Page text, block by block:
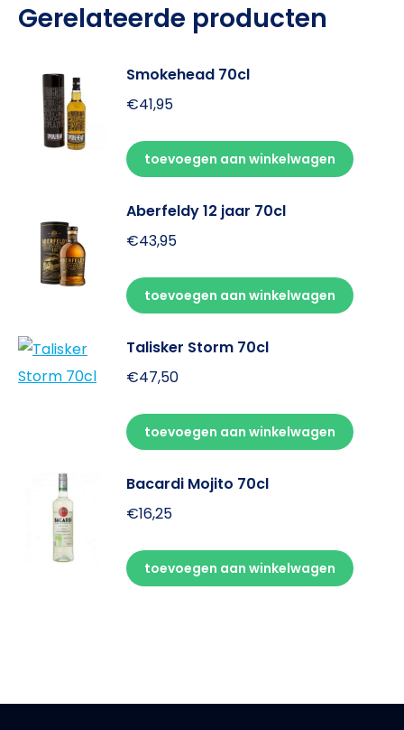
Gerelateerde producten
Smokehead 70cl
€41,95
toevoegen aan winkelwagen
Aberfeldy 12 jaar 70cl
€43,95
toevoegen aan winkelwagen
Talisker Storm 70cl
€47,50
toevoegen aan winkelwagen
Bacardi Mojito 70cl
€16,25
toevoegen aan winkelwagen